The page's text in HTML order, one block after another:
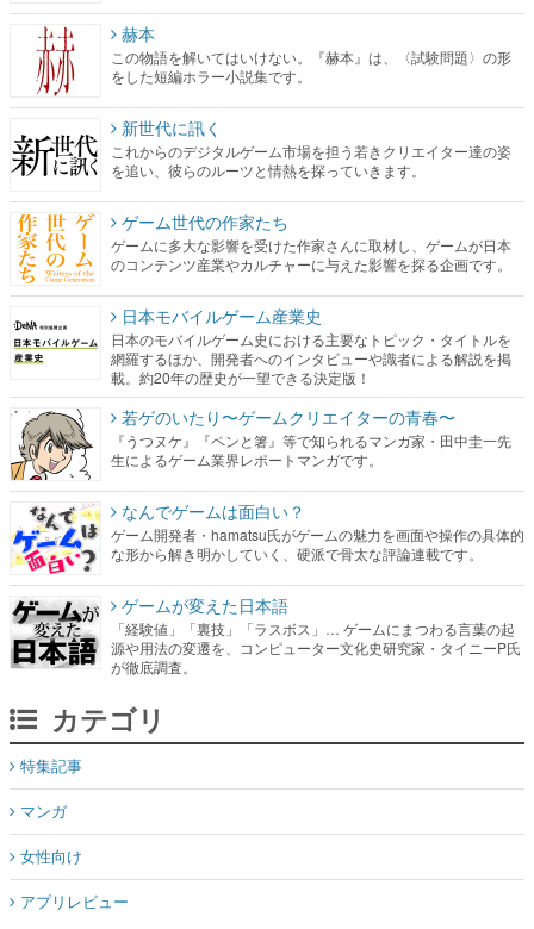
新世代に訊く
これからのデジタルゲーム市場を担う若きクリエイター達の姿
を追い、彼らのルーツと情熱を探っていきます。
ゲーム世代の作家たち
ゲームに多大な影響を受けた作家さんに取材し、ゲームが日本
のコンテンツ産業やカルチャーに与えた影響を探る企画です。
日本モバイルゲーム産業史
日本のモバイルゲーム史における主要なトピック・タイトルを
網羅するほか、開発者へのインタビューや識者による解説を掲
若ゲのいたり〜ゲームクリエイターの青春〜
『うつヌケ』『ペンと箸』等で知られるマンガ家・田中圭一先
生によるゲーム業界レポートマンガです。
なんでゲームは面白い？
ゲーム開発者・hamatsu氏がゲームの魅力を画面や操作の具体的
な形から解き明かしていく、硬派で骨太な評論連載です。
ゲームが変えた日本語
「経験値」「裏技」「ラスボス」… ゲームにまつわる言葉の起
源や用法の変遷を、コンピューター文化史研究家・タイニーP氏
カテゴリ
マンガ
女性向け
アプリレビュー
その他
電ファミニコゲーマーとは？